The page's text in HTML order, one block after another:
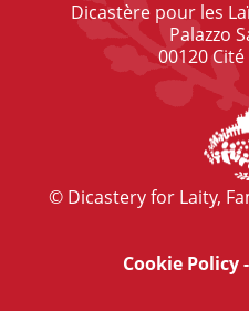
Dicastère pour les
Palazzo
00120
© Dicastery for Laity,
Cookie Policy-